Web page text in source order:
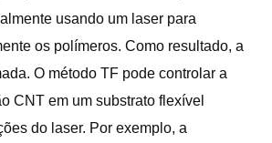
usando um laser para
os polímeros. Como resultado, a
O método TF pode controlar a
CNT em um substrato flexível
do laser. Por exemplo, a